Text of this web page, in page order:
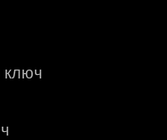
(в пределах МКАД)
курьерами с
ключ